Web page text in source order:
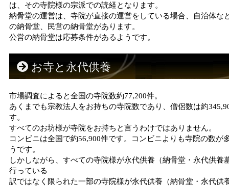
は、その寺院様の宗派での読経となります。
納骨堂の運営は、寺院が直接の運営をしている場合、自治体な
の納骨堂、民営の納骨堂があります。
公営の納骨堂は応募条件があるようです。
お寺と永代供養
市場調査によると全国の寺院数約77,200件。
あくまでも宗教法人をお持ちの寺院数であり、僧侶数は約
す。
すべてのお坊様が寺院をお持ちと言うわけではありません。
コンビニは全国で約56,900件です。コンビニよりも寺院の数が
うです。
しかしながら、すべての寺院様が永代供養（納骨堂・永代供養
行っている
訳ではなく限られた一部の寺院様が永代供養（納骨堂・永代供